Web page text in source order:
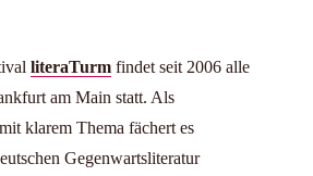
literaTurm findet seit 2006 alle
am Main statt. Als
klarem Thema fächert es
Gegenwartsliteratur